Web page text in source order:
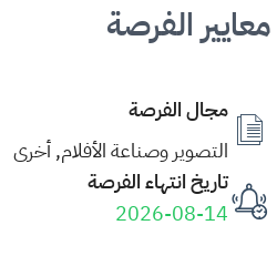
معايير الفرصة
مجال الفرصة
التصوير وصناعة الأفلام, أخرى
تاريخ انتهاء الفرصة
2026-08-14